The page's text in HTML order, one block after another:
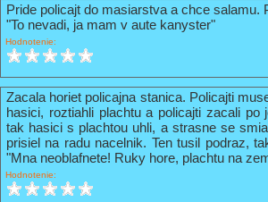
Pride policajt do masiarstva a chce
"To nevadi, ja mam v aute kanyster"
Hodnotenie:
Zacala horiet policajna stanica. Policajti
hasici, roztiahli plachtu a policajti zacali
tak hasici s plachtou uhli, a strasne se
prisiel na radu nacelnik. Ten tusil podraz,
"Mna neoblafnete! Ruky hore, plachtu na
Hodnotenie: